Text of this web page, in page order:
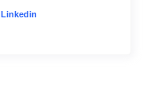
Linkedin